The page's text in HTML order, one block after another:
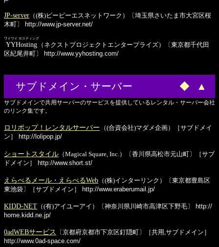
JP-server （(株)ビービーエスネットワーク）〔埼玉県さいたま市大宮区桜
木町〕
http://www.jp-server.net/
YYHosting
ワイワイ ホスティング
（ネクストプロジェクトエンタープライズ）〔東京都千代田
区紀尾井町〕
http://www.yyhosting.com/
サブドメイン・サーバー ◆ ▲
サブドメインで共用サーバーのサービスを提供しているレンタル・サーバー会社
のリンク集です。
ロリポップ！レンタルサーバー
（(合資会社)マダメ企画）［サブドメイ
ン］
http://lolipop.jp/
ショートスタイル （Magical Square, Inc.）〔香川県高松市元山町〕［サブ
ドメイン］
http://www.short.st/
えらべるメール・えらべるWeb （(株)インターリンク）〔東京都豊島区
東池袋〕［サブドメイン］
http://www.eraberumail.jp/
KIDD-NET （(有)アイユーアイ）〔神奈川県川崎市高津区下野毛〕
http://
home.kidd.ne.jp/
0adWEBサービス
〔京都府京都市下京区釘隠町〕［共用,サブドメイン］
http://www.0ad-space.com/